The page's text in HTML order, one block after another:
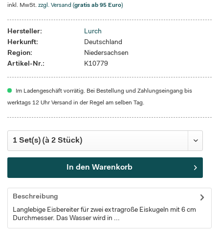
inkl. MwSt. zzgl. Versand (gratis ab 95 Euro)
Hersteller:
Lurch
Herkunft:
Deutschland
Region:
Niedersachsen
Artikel-Nr.:
K10779
Im Ladengeschäft vorrätig. Bei Bestellung und Zahlungseingang bis
werktags 12 Uhr Versand in der Regel am selben Tag.
In den Warenkorb
Beschreibung
Langlebige Eisbereiter für zwei extragroße Eiskugeln mit 6 cm
Durchmesser. Das Wasser wird in ...